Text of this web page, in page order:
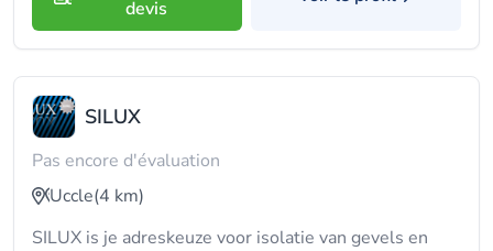
devis
SILUX
Pas encore d'évaluation
Uccle(4 km)
SILUX is je adreskeuze voor isolatie van gevels en